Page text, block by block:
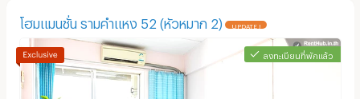
โฮมแมนชั่น รามคำแหง 52 ​(หัวหมาก 2) UPDATE !
ลงทะเบียนที่พักแล้ว